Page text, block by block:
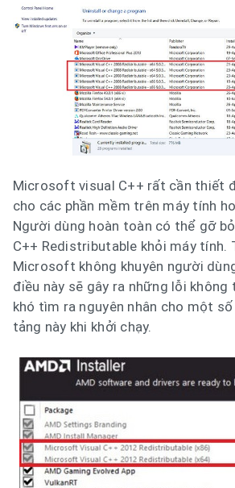
Microsoft visual C++ rất cần thiết
cho các phần mềm trên máy tính
Người dùng hoàn toàn có thể gỡ bỏ
C++ Redistributable khỏi máy tính.
Microsoft không khuyên người
điều này sẽ gây ra những lỗi
khó tìm ra nguyên nhân cho một
tảng này khi khởi chạy.